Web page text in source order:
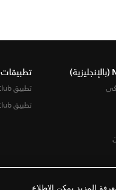
تطبيقات NIKE
تطبيق Nike Run Club
تطبيق Nike Training Club